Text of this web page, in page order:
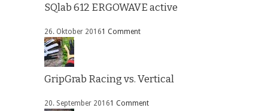
SQlab 612 ERGOWAVE active
26. Oktober 20161 Comment
GripGrab Racing vs. Vertical
20. September 20161 Comment